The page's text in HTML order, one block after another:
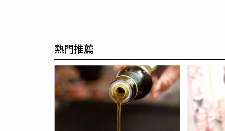
熱門推薦